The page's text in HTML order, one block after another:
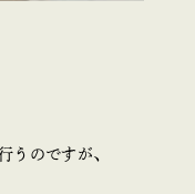
うのですが、